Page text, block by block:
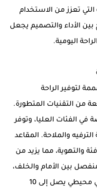
التي تعزز من الاستخدام
بين الأداء والتصميم يجعل
اليومية.
مصممة لتوفير الراحة
من التقنيات المتطورة.
تصل إلى 12.3 بوصة في الفئات العليا، وتوفر
والملاحة. المقاعد
والتهوية، مما يزيد من
بين الأمام والخلف،
وهناك شاحن لاسلكي، ونظام صوتي محيطي يصل إلى 10